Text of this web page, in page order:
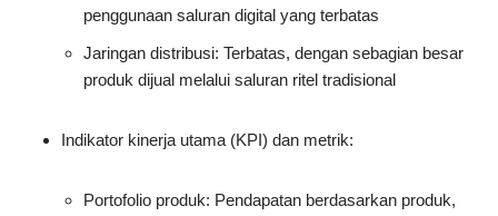
penggunaan saluran digital yang terbatas
Jaringan distribusi: Terbatas, dengan sebagian besar
produk dijual melalui saluran ritel tradisional
Indikator kinerja utama (KPI) dan metrik:
Portofolio produk: Pendapatan berdasarkan produk,